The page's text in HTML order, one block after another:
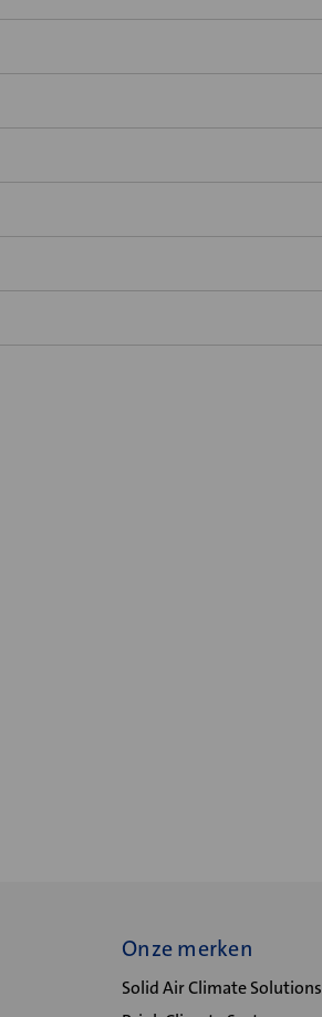
Onze merken
Solid Air Climate Solutions